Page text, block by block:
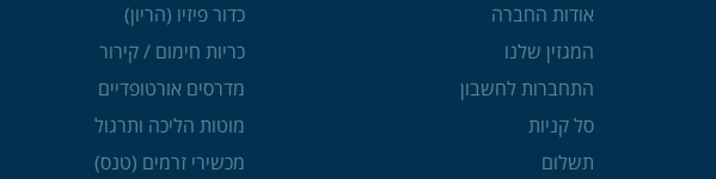
אודות החברה
המגזין שלנו
התחברות לחשבון
סל קניות
תשלום
כדור פיזיו (הריון)
כריות חימום / קירור
מדרסים אורטופדיים
מוטות הליכה ותרגול
מכשירי זרמים (טנס)